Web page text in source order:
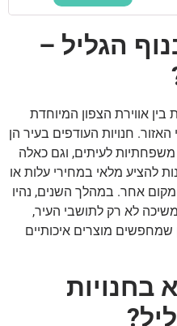
הגליל –
אווירת הצפון המיוחדת
האזור. חנויות העודפים בעיר הן
לעיתים, וגם כאלה
להציע מלאי במחירי עלות או
אחר. במהלך השנים, נהיו
משיכה לא רק לתושבי העיר,
מוצרים איכותיים